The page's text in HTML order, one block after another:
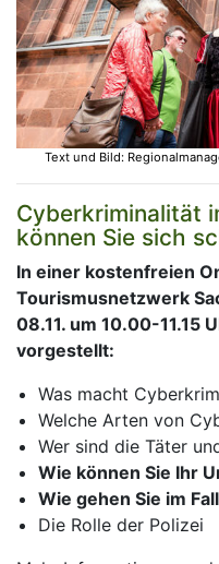
Text und Bild:
Cyberkriminalität
können Sie sich
In einer kostenfreien
Tourismusnetzwerk
08.11. um 10.00-11.15
vorgestellt:
Was macht
Welche Arten von
Wer sind die Täter
Wie können Sie Ihr
Wie gehen Sie im
Die Rolle der Polizei